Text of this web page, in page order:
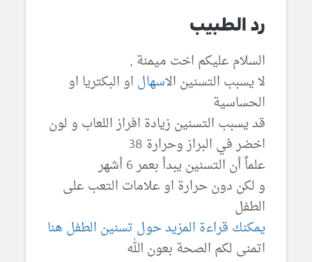
رد الطبيب
السلام عليكم اخت ميمنة ,
لا يسبب التسنين الاسهال او البكتريا او
الحساسية
قد يسبب التسنين زيادة افراز اللعاب و لون
اخضر في البراز وحرارة 38
علماً أن التسنين يبدأ بعمر 6 أشهر
و لكن دون حرارة او علامات التعب على
الطفل
يمكنك قراءة المزيد حول تسنين الطفل هنا
اتمنى لكم الصحة بعون الله